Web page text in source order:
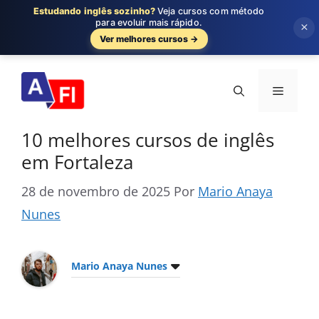
para
conteúdo
Menu
10 melhores cursos de inglês
em Fortaleza
28 de novembro de 2025 Por Mario Anaya
Nunes
Mario Anaya Nunes
Estudando inglês sozinho? Veja cursos com método
para evoluir mais rápido.
Ver melhores cursos →
×